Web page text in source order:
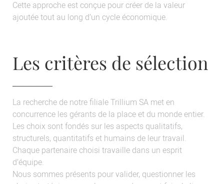
Cette approche est conçue pour créer de la valeur
ajoutée tout au long d’un cycle économique.
Les critères de sélection
La recherche de notre filiale Trillium SA met en
concurrence les gérants de la place et du monde entier.
Les choix sont fondés sur les aspects qualitatifs,
structurels, quantitatifs et humains de leur travail.
Chaque partenaire choisi travaille dans un esprit
d’équipe.
Nous sommes présents pour valider, questionner les